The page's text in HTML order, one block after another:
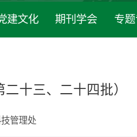
建文化 期刊学会 专
十三、二十四批）
管理处